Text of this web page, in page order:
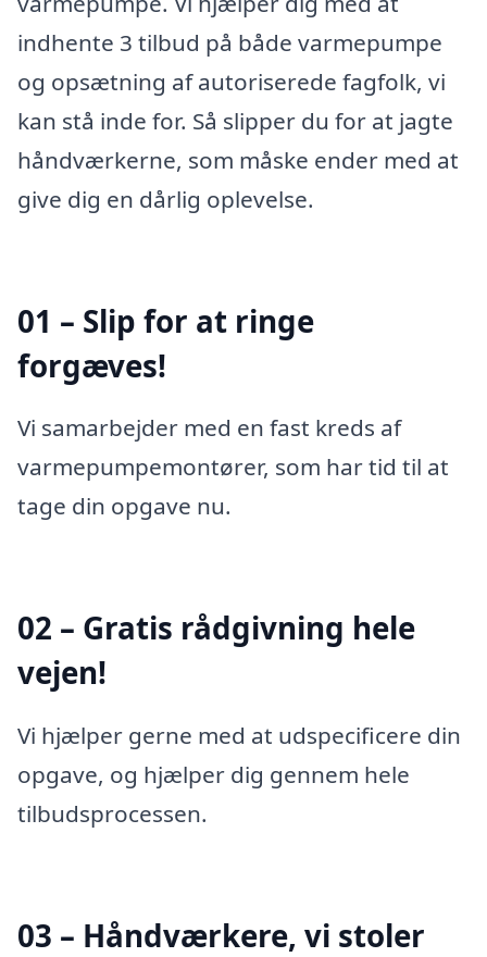
indhente 3 tilbud på både varmepumpe
og opsætning af autoriserede fagfolk, vi
kan stå inde for. Så slipper du for at jagte
håndværkerne, som måske ender med at
give dig en dårlig oplevelse.
01 – Slip for at ringe
forgæves!
Vi samarbejder med en fast kreds af
varmepumpemontører, som har tid til at
tage din opgave nu.
02 – Gratis rådgivning hele
vejen!
Vi hjælper gerne med at udspecificere din
opgave, og hjælper dig gennem hele
tilbudsprocessen.
03 – Håndværkere, vi stoler